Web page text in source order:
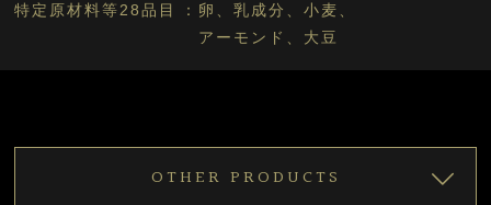
特定原材料等28品目
卵、乳成分、小麦、
アーモンド、大豆
OTHER PRODUCTS